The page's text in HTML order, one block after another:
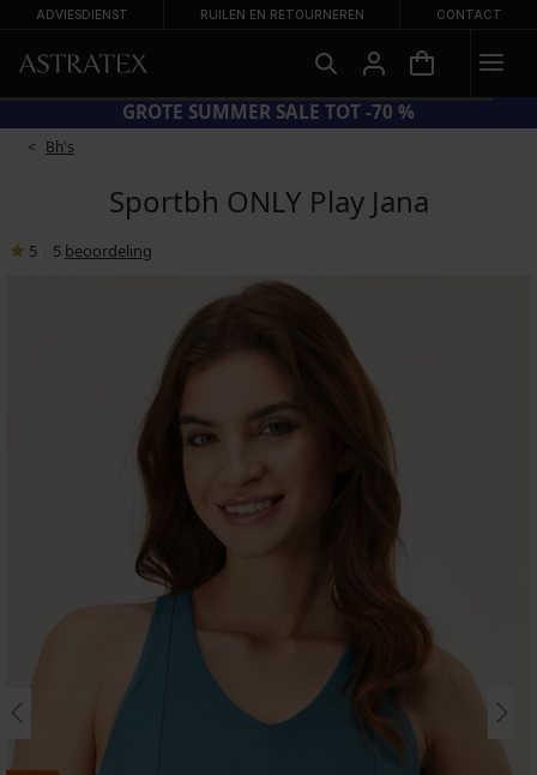
ADVIESDIENST RUILEN EN RETOURNEREN CONTACT
GROTE SUMMER SALE TOT -70 %
Bh's
Sportbh ONLY Play Jana
5 5 beoordeling